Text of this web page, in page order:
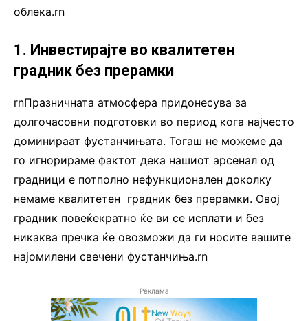
облека.rn
1. Инвестирајте во квалитетен
градник без прерамки
rnПразничната атмосфера придонесува за
долгочасовни подготовки во период кога најчесто
доминираат фустанчињата. Тогаш не можеме да
го игнорираме фактот дека нашиот арсенал од
градници е потполно нефункционален доколку
немаме квалитетен градник без прерамки. Овој
градник повеќекратно ќе ви се исплати и без
никаква пречка ќе овозможи да ги носите вашите
најомилени свечени фустанчиња.rn
Реклама